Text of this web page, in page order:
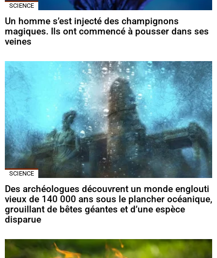
SCIENCE
Un homme s’est injecté des champignons
magiques. Ils ont commencé à pousser dans ses
veines
SCIENCE
Des archéologues découvrent un monde englouti
vieux de 140 000 ans sous le plancher océanique,
grouillant de bêtes géantes et d’une espèce
disparue